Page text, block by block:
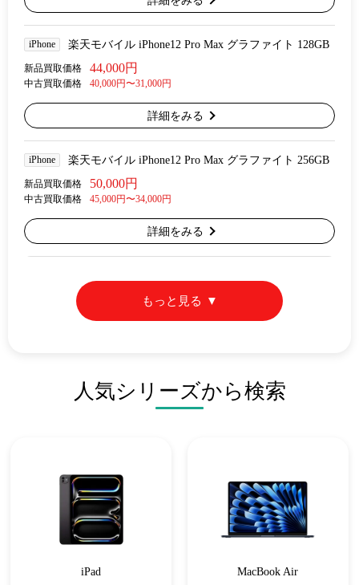
iPhone 楽天モバイル iPhone12 Pro Max グラファイト 128GB
新品買取価格 44,000円
中古買取価格 40,000円〜31,000円
詳細をみる
iPhone 楽天モバイル iPhone12 Pro Max グラファイト 256GB
新品買取価格 50,000円
中古買取価格 45,000円〜34,000円
詳細をみる
もっと見る
人気シリーズから検索
iPad MacBook Air